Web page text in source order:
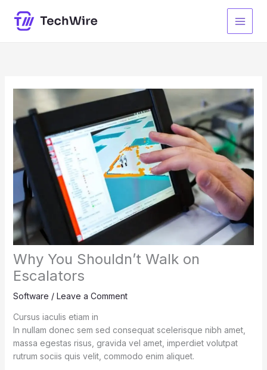
content
Why You Shouldn’t Walk on
Escalators
Software / Leave a Comment
Cursus iaculis etiam in
In nullam donec sem sed consequat scelerisque nibh amet,
massa egestas risus, gravida vel amet, imperdiet volutpat
rutrum sociis quis velit, commodo enim aliquet.